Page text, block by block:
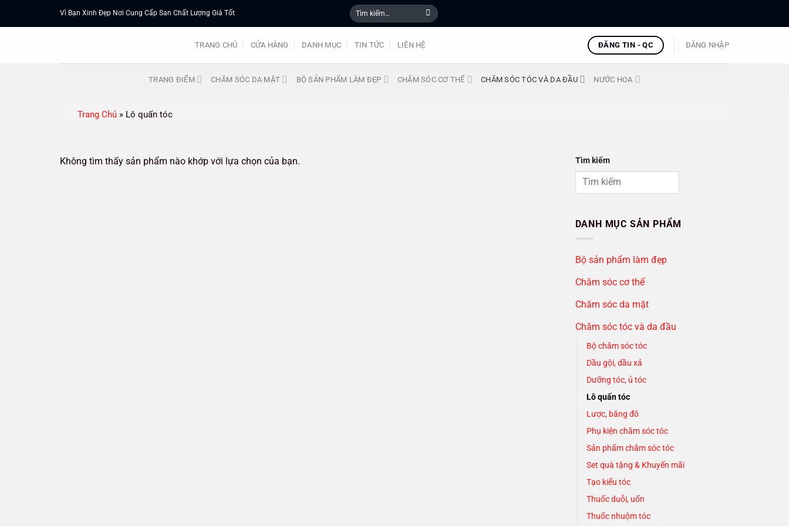
Vì Bạn Xinh Đẹp Nơi Cung Cấp San Chất Lượng Giá Tốt
Tìm
kiếm:
TRANG CHỦ CỬA HÀNG DANH MỤC TIN TỨC LIÊN HỆ ĐĂNG TIN - QC ĐĂNG NHẬP
TRANG ĐIỂM CHĂM SÓC DA MẶT BỘ SẢN PHẨM LÀM ĐẸP CHĂM SÓC CƠ THỂ CHĂM SÓC TÓC VÀ DA ĐẦU NƯỚC HOA
Trang Chủ» Lô quấn tóc
Không tìm thấy sản phẩm nào khớp với lựa chọn của bạn. Tìm kiếm
DANH MỤC SẢN PHẨM
Bộ sản phẩm làm đẹp
Chăm sóc cơ thể
Chăm sóc da mặt
Chăm sóc tóc và da đầu
Bộ chăm sóc tóc
Dầu gội, dầu xả
Dưỡng tóc, ủ tóc
Lô quấn tóc
Lược, băng đô
Phụ kiện chăm sóc tóc
Sản phẩm chăm sóc tóc
Set quà tặng & Khuyến mãi
Tạo kiểu tóc
Thuốc duỗi, uốn
Thuốc nhuộm tóc